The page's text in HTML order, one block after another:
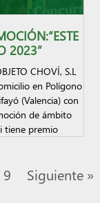
2023”
CHOVÍ, S.L
en Polígono
(Valencia) con
de ámbito
tiene premio
9 Siguiente »